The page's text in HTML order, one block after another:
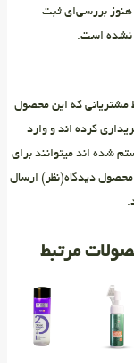
هنوز بررسی‌ای ثبت
نشده است.
مشتریانی که این محصول
کرده اند و وارد
شده اند میتوانند برای
محصول دیدگاه(نظر) ارسال
مرتبط